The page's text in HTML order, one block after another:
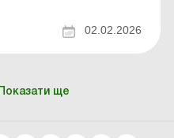
02.02.2026
Показати ще